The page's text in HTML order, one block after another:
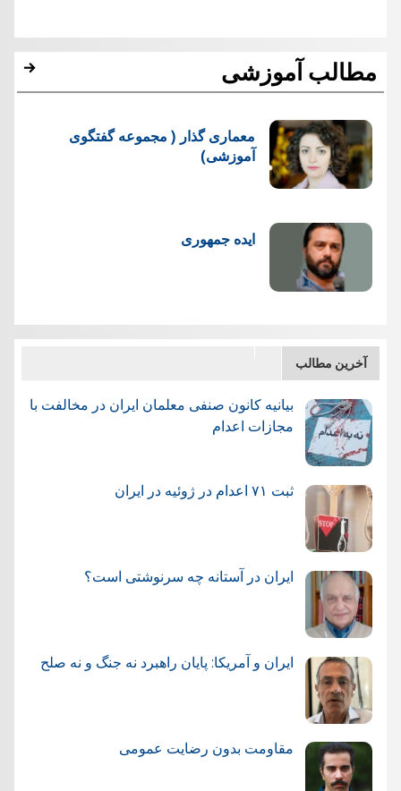
مطالب آموزشی
معماری گذار ( مجموعه گفتگوی
آموزشی)
ایده جمهوری
آخرین مطالب
بیانیه کانون صنفی معلمان ایران در مخالفت با
مجازات اعدام
ثبت ۷۱ اعدام در ژوئيه در ایران
ایران در آستانه چه سرنوشتی است؟
ایران و آمریکا: پایان راهبرد نه جنگ و نه صلح
مقاومت بدون رضایت عمومی